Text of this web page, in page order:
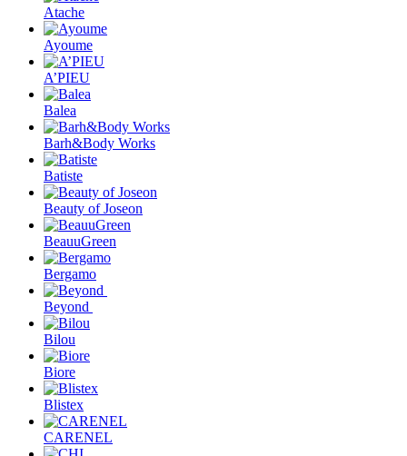
Atache
Ayoume
A’PIEU
Balea
Barh&Body Works
Batiste
Beauty of Joseon
BeauuGreen
Bergamo
Beyond
Bilou
Biore
Blistex
CARENEL